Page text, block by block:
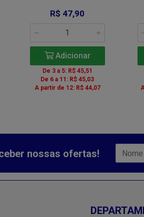
R$ 47,90
Adicionar
De 3 a 5: R$ 45,51
De 6 a 11: R$ 45,03
A partir de 12: R$ 44,07
nossas ofertas!